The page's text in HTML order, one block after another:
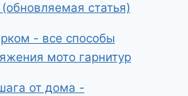
статья)
- все способы
мото гарнитур
от дома -